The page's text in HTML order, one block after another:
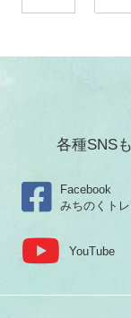
各種SNS
Facebook
みちのくト
YouTube